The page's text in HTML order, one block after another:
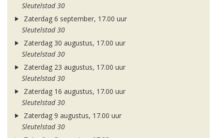
Sleutelstad 30
Zaterdag 6 september, 17.00 uur
Sleutelstad 30
Zaterdag 30 augustus, 17.00 uur
Sleutelstad 30
Zaterdag 23 augustus, 17.00 uur
Sleutelstad 30
Zaterdag 16 augustus, 17.00 uur
Sleutelstad 30
Zaterdag 9 augustus, 17.00 uur
Sleutelstad 30